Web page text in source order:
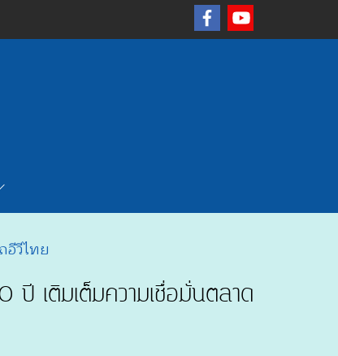
อีวีไทย
เติมเต็มความเชื่อมั่นตลาด